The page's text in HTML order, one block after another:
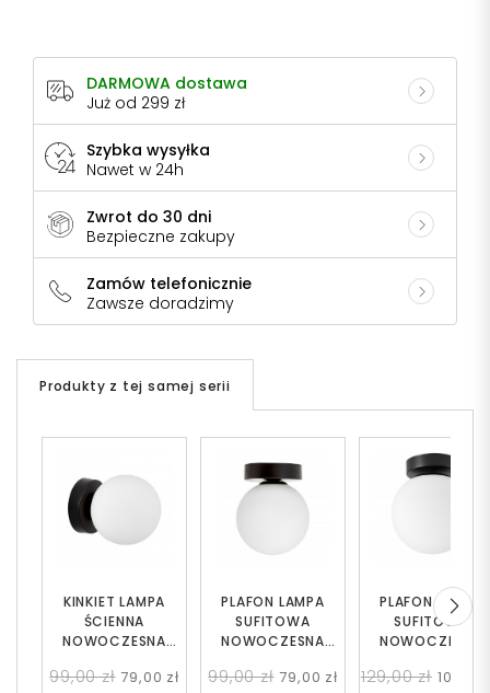
DARMOWA dostawa
Już od 299 zł
Szybka wysyłka
Nawet w 24h
Zwrot do 30 dni
Bezpieczne zakupy
Zamów telefonicznie
Zawsze doradzimy
Produkty z tej samej serii
KINKIET LAMPA
ŚCIENNA
NOWOCZESNA
MARSIADA W1
99,00 zł 79,00 zł
PLAFON LAMPA
SUFITOWA
NOWOCZESNA
MARSIADA W1
99,00 zł 79,00 zł
PLAFON LAMPA
SUFITOWA
NOWOCZESNA
FREDICA
129,00 zł 109,00